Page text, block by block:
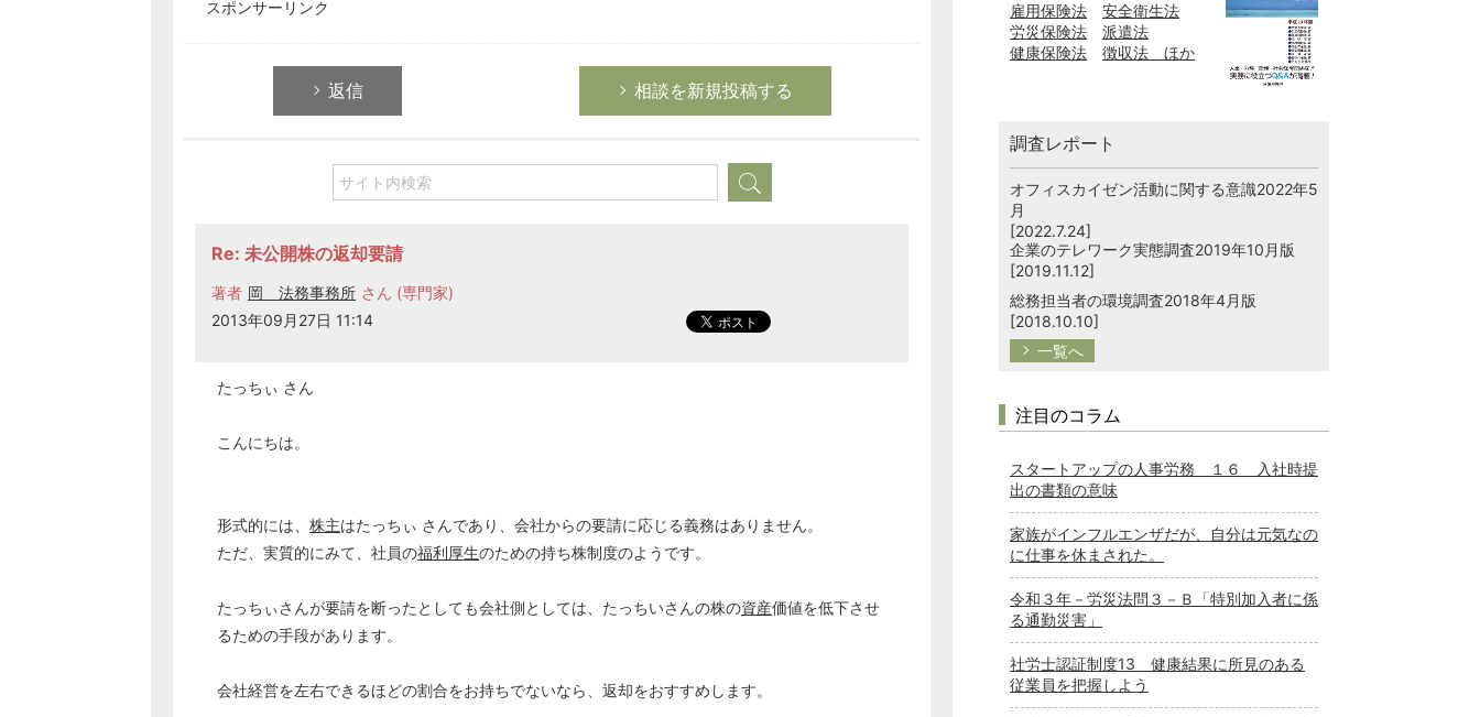
スポンサーリンク
返信 相談を新規投稿する
Re: 未公開株の返却要請
著者 岡 法務事務所 さん (専門家)
2013年09月27日 11:14
たっちぃ さん
こんにちは。
形式的には、 株主はたっちぃ さんであり、会社からの要請に応じる義務はありません。
ただ、実質的にみて、社員の福利厚生のための持ち株制度のようです。
たっちぃさんが要請を断ったとしても会社側としては、たっちいさんの株の資産価値を低下させ
るための手段があります。
会社経営を左右できるほどの割合をお持ちでないなら、返却をおすすめします。
選択してください
税務経理
雇用保険法
安全衛生法
労災保険法
派遣法
健康保険法
徴収法 ほか
調査レポート
オフィスカイゼン活動に関する意識2022年5
月
[2022.7.24]
企業のテレワーク実態調査2019年10月版
[2019.11.12]
総務担当者の環境調査2018年4月版
[2018.10.10]
一覧へ
注目のコラム
スタートアップの人事労務 １６ 入社時提
出の書類の意味
家族がインフルエンザだが、自分は元気なの
に仕事を休まされた。
令和３年－労災法問３－Ｂ「特別加入者に係
る通勤災害」
社労士認証制度13 健康結果に所見のある
従業員を把握しよう